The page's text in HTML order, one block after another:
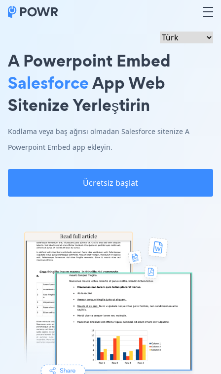
A Powerpoint Embed
SalesforceApp Web
Sitenize Yerleştirin
Kodlama veya baş ağrısı olmadan Salesforce sitenize A
Powerpoint Embed app ekleyin.
Ücretsiz başlat